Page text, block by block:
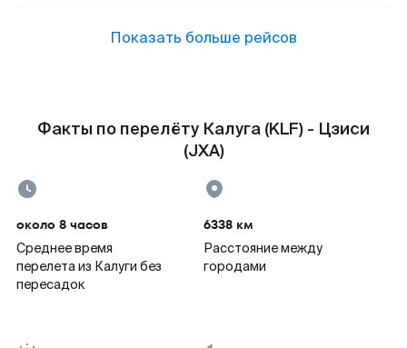
Показать больше рейсов
Факты по перелёту Калуга (KLF) - Цзиси
(JXA)
около 8 часов
Среднее время
перелета из Калуги без
пересадок
6338 км
Расстояние между
городами